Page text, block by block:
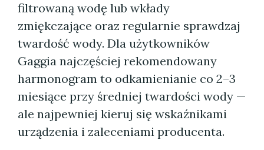
filtrowaną wodę lub wkłady
zmiękczające oraz regularnie sprawdzaj
twardość wody. Dla użytkowników
Gaggia najczęściej rekomendowany
harmonogram to odkamienianie co 2–3
miesiące przy średniej twardości wody —
ale najpewniej kieruj się wskaźnikami
urządzenia i zaleceniami producenta.